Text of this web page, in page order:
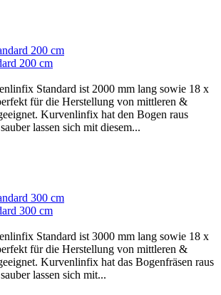
200 cm
Standard ist 2000 mm lang sowie 18 x
für die Herstellung von mittleren &
Kurvenlinfix hat den Bogen raus
lassen sich mit diesem...
300 cm
Standard ist 3000 mm lang sowie 18 x
für die Herstellung von mittleren &
Kurvenlinfix hat das Bogenfräsen raus
lassen sich mit...